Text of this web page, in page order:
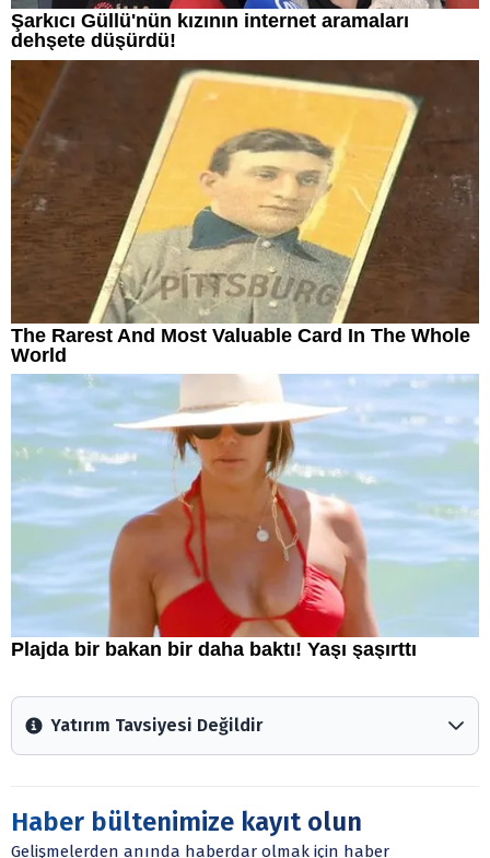
Yatırım Tavsiyesi Değildir
Sitede yer alan tüm içerikler kişisel görüşlere
dayanmaktadır. Yatırım danışmanlığı hizmeti; aracı
Haber bültenimize kayıt olun
Gelişmelerden anında haberdar olmak için haber